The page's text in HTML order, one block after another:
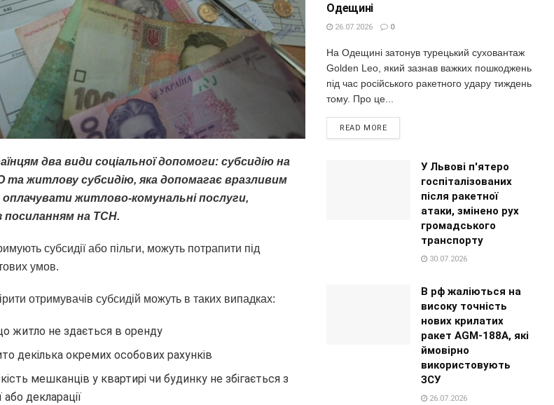
два види соціальної допомоги: субсидію на
житлову субсидію, яка допомагає вразливим
оплачувати житлово-комунальні послуги,
посиланням на ТСН.
субсидії або пільги, можуть потрапити під
умов.
отримувачів субсидій можуть в таких випадках:
житло не здається в оренду
декілька окремих особових рахунків
мешканців у квартирі чи будинку не збігається з
декларації
Одещині
26.07.2026 0
На Одещині затонув турецький суховантаж
Golden Leo, який зазнав важких пошкоджень
під час російського ракетного удару тиждень
тому. Про це...
READ MORE
У Львові п'ятеро
госпіталізованих
після ракетної
атаки, змінено рух
громадського
транспорту
30.07.2026
В рф жаліються на
високу точність
нових крилатих
ракет AGM-188A, які
ймовірно
використовують
ЗСУ
26.07.2026